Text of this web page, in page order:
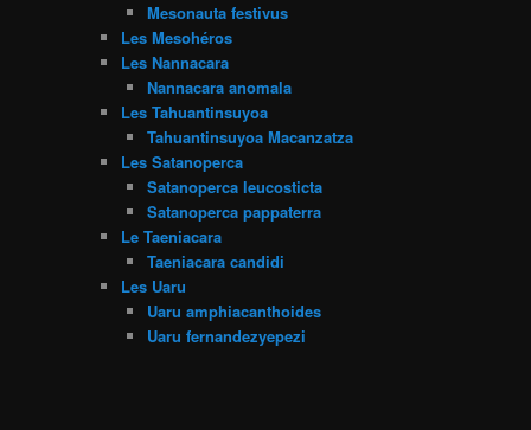
Mesonauta festivus
Les Mesohéros
Les Nannacara
Nannacara anomala
Les Tahuantinsuyoa
Tahuantinsuyoa Macanzatza
Les Satanoperca
Satanoperca leucosticta
Satanoperca pappaterra
Le Taeniacara
Taeniacara candidi
Les Uaru
Uaru amphiacanthoides
Uaru fernandezyepezi